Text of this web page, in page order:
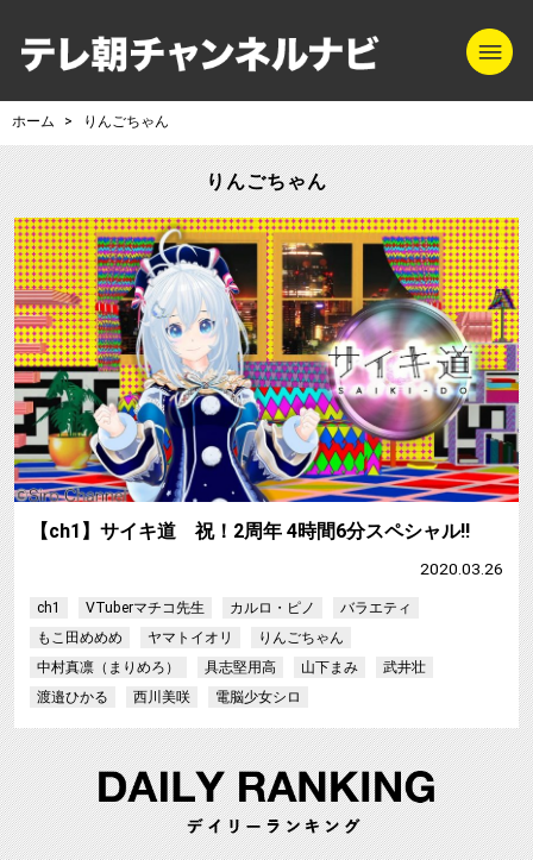
テレ朝チャンネ
ホーム りんごちゃん
りんごちゃん
【ch1】サイキ道 祝！2周年 4時間6分スペシャル!!
2020.03.26
ch1 VTuberマチコ先生 カルロ・ピノ
バラエティ
もこ田めめめ
ヤマトイオリ
りんごちゃん
中村真凛（まりめろ）
具志堅用高 山下まみ
武井壮
渡邉ひかる
西川美咲 電脳少女シロ